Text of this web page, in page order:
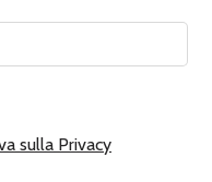
sulla Privacy